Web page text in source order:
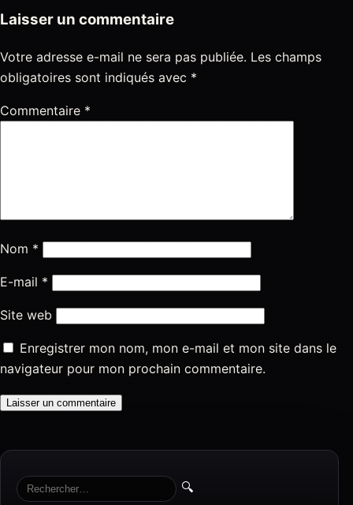
Laisser un commentaire
Votre adresse e-mail ne sera pas publiée. Les champs
obligatoires sont indiqués avec *
Commentaire *
Nom *
E-mail *
Site web
Enregistrer mon nom, mon e-mail et mon site dans le
navigateur pour mon prochain commentaire.
🔍